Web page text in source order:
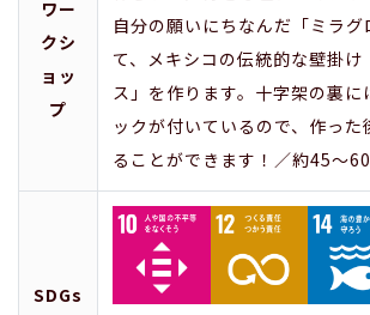
ワー
クシ
ョッ
プ
自分の願いにちなんだ「ミラ
て、メキシコの伝統的な壁掛け
ス」を作ります。十字架の裏に
ックが付いているので、作った
ることができます！／約45～
SDGs